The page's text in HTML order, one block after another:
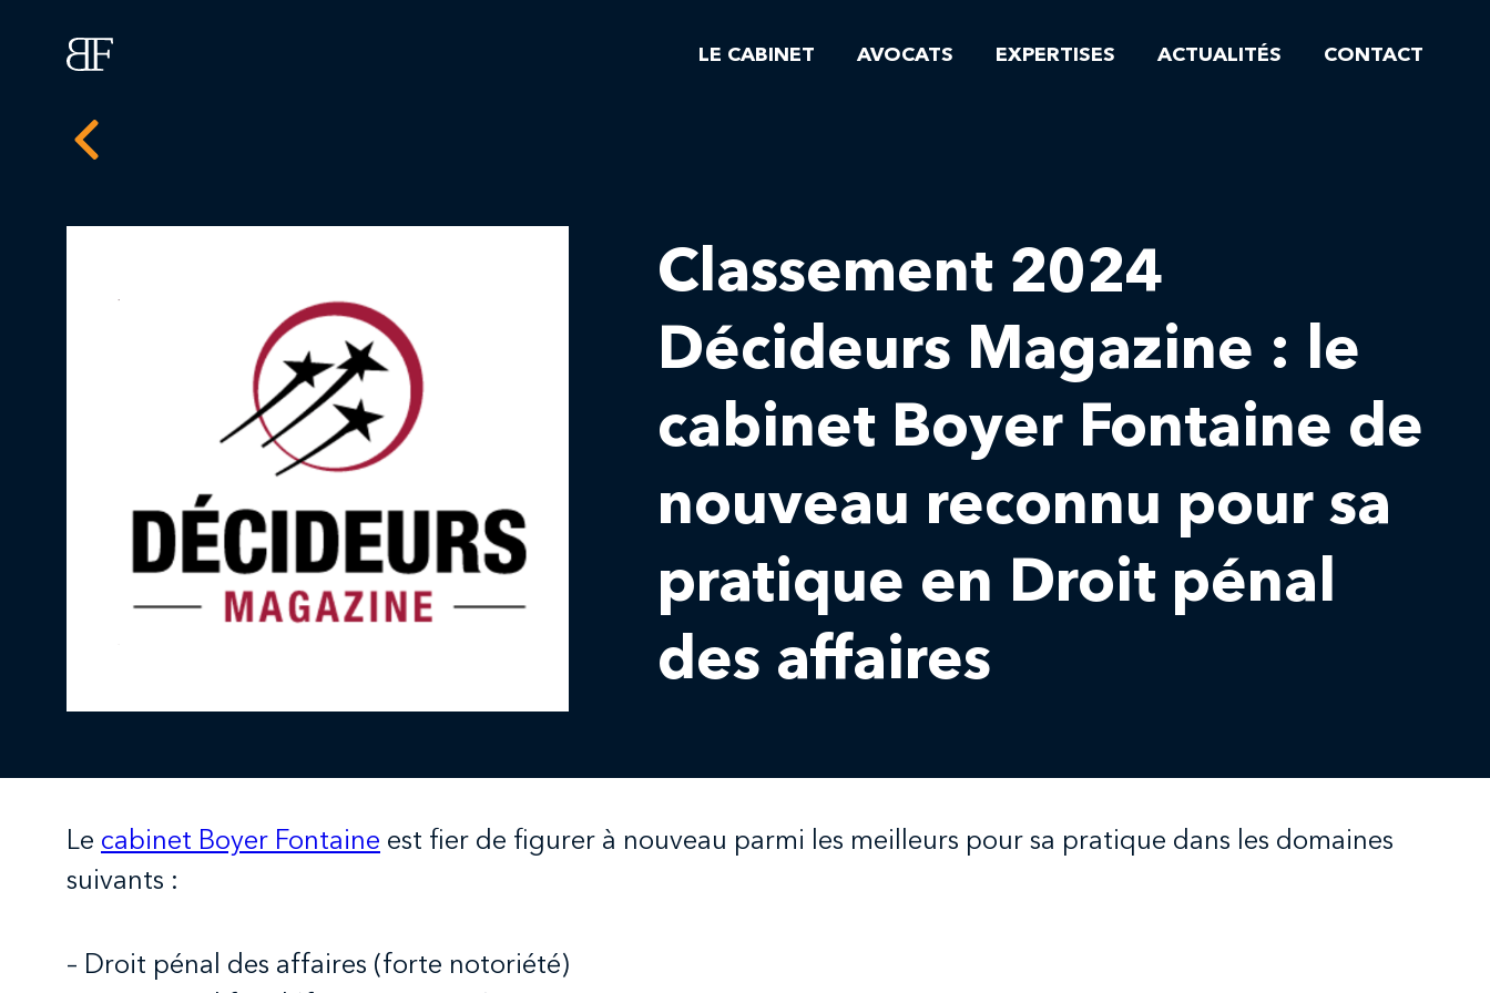
LE CABINET AVOCATS EXPERTISES ACTUALITÉS CONTACT
Classement 2024
Décideurs Magazine : le
cabinet Boyer Fontaine de
nouveau reconnu pour sa
pratique en Droit pénal
des affaires
Le cabinet Boyer Fontaine est fier de figurer à nouveau parmi les meilleurs pour sa pratique dans les domaines
suivants :
– Droit pénal des affaires (forte notoriété)